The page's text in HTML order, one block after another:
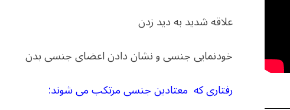
علاقه شدید به دید زدن
خودنمایی جنسی و نشان دادن اعضای جنسی بدن
رفتاری که معتادین جنسی مرتکب می شوند: